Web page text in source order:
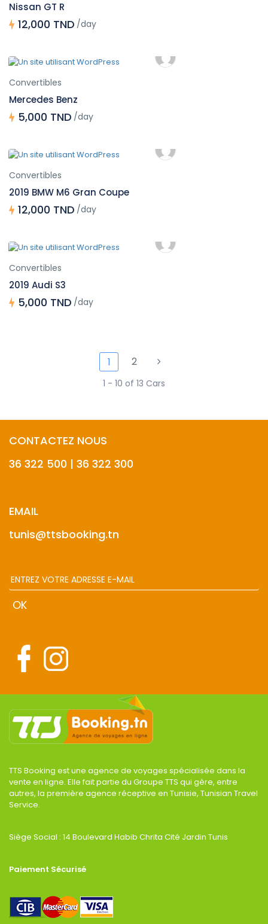
Nissan GT R
12,000 TND /day
Convertibles
Mercedes Benz
5,000 TND /day
Convertibles
2019 BMW M6 Gran Coupe
12,000 TND /day
Convertibles
2019 Audi S3
5,000 TND /day
1 2
1 - 10 of 13 Cars
CONTACTEZ NOUS
36 322 500 | 36 322 300
EMAIL
tunis@ttsbooking.tn
TTS Booking est une agence de voyages spécialisée dans la
vente en ligne. Elle fait partie du Groupe TTS qui gère, entre
autres, la première agence réceptive en Tunisie, Tunisian Travel
Service.
Siège Social : 14 Boulevard Habib Chrita Cité Jardin Tunis
Paiement Sécurisé